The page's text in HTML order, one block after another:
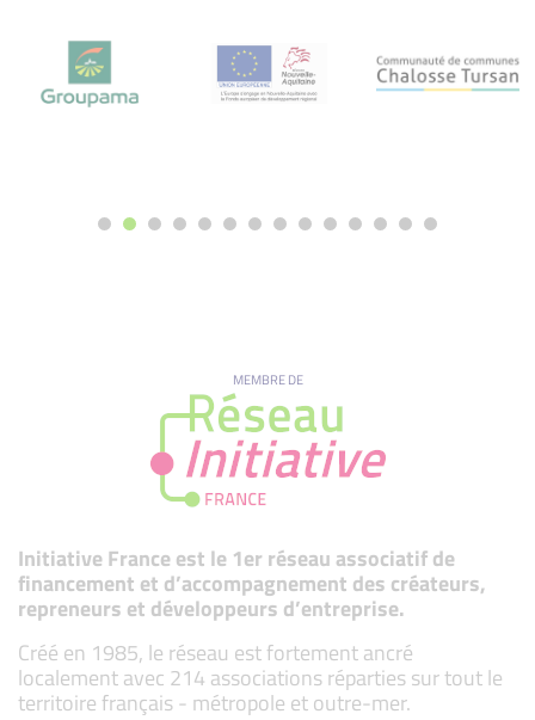
MEMBRE DE
Initiative France est le 1er réseau associatif de
financement et d’accompagnement des créateurs,
repreneurs et développeurs d’entreprise.
Créé en 1985, le réseau est fortement ancré
localement avec 214 associations réparties sur tout le
territoire français - métropole et outre-mer.